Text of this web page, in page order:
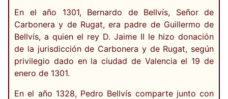
En el año 1301, Bernardo de Bellvís, Señor de
Carbonera y de Rugat, era padre de Guillermo de
Bellvís, a quien el rey D. Jaime II le hizo donación
de la jurisdicción de Carbonera y de Rugat, según
privilegio dado en la ciudad de Valencia el 19 de
enero de 1301.
En el año 1328, Pedro Bellvís comparte junto con